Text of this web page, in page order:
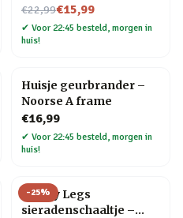
€22,99
Nu voor€15,99
✔ Voor 22:45 besteld, morgen in
huis!
Huisje geurbrander –
Noorse A frame
€16,99
✔ Voor 22:45 besteld, morgen in
huis!
-25%
Happy Legs
sieradenschaaltje –